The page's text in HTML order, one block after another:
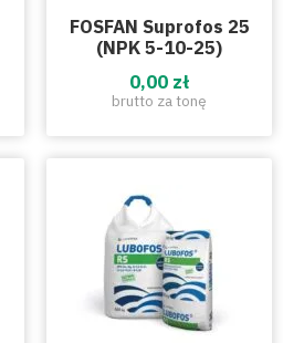
FOSFAN Suprofos 25
(NPK 5-10-25)
0,00 zł
brutto za tonę